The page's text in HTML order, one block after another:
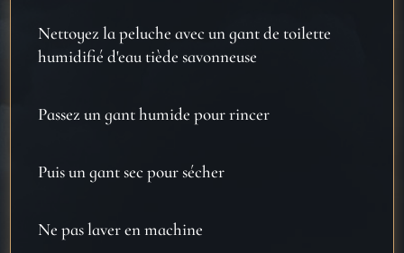
Nettoyez la peluche avec un gant de toilette
humidifié d'eau tiède savonneuse
Passez un gant humide pour rincer
Puis un gant sec pour sécher
Ne pas laver en machine